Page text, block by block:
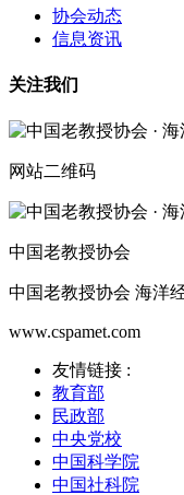
协会动态
信息资讯
关注我们
网站二维码
中国老教授协会
中国老教授协会 海洋
www.cspamet.com
友情链接 :
教育部
民政部
中央党校
中国科学院
中国社科院